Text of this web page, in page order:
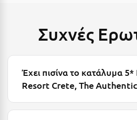
Λουτρά Πόζαρ
Λουτράκι
Συχνές
Έχει πισίνα το κατάλυμα
Resort Crete, The